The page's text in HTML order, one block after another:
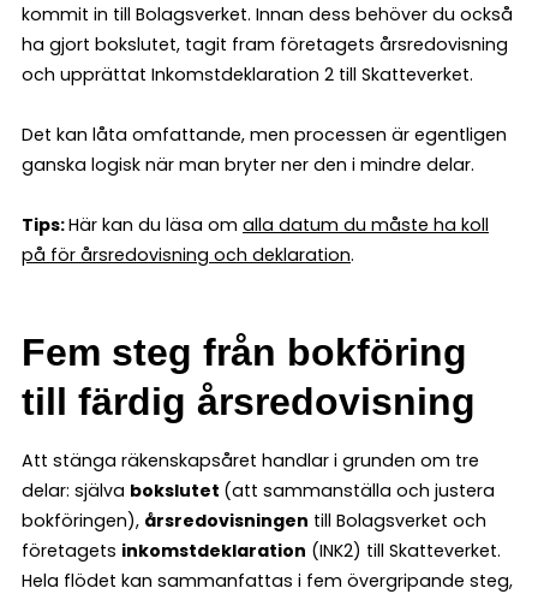
kommit in till Bolagsverket. Innan dess behöver du också
ha gjort bokslutet, tagit fram företagets årsredovisning
och upprättat Inkomstdeklaration 2 till Skatteverket.
Det kan låta omfattande, men processen är egentligen
ganska logisk när man bryter ner den i mindre delar.
Tips:Här kan du läsa om alla datum du måste ha koll
på för årsredovisning och deklaration.
Fem steg från bokföring
till färdig årsredovisning
Att stänga räkenskapsåret handlar i grunden om tre
delar: själva bokslutet (att sammanställa och justera
bokföringen), årsredovisningen till Bolagsverket och
företagets inkomstdeklaration (INK2) till Skatteverket.
Hela flödet kan sammanfattas i fem övergripande steg,